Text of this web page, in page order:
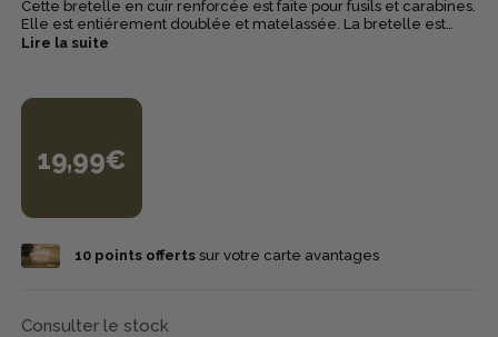
Cette bretelle en cuir renforcée est faite pour fusils et carabines.
Elle est entiérement doublée et matelassée. La bretelle est
réglable. Coté intérieur, elle possède un revêtement anti-
Lire la suite
19,99€
10points offertssur votre carte avantages
Consulter le stock